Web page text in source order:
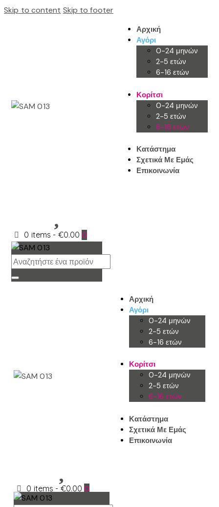
Skip to content Skip to footer
Αρχική
Αγόρι
0-24 μηνών
2-5 ετών
6-16 ετών
Κορίτσι
0-24 μηνών
2-5 ετών
6-16 ετών
Κατάστημα
Σχετικά Με Εμάς
Επικοινωνία
0 items - €0.00 0
Αρχική
Αγόρι
0-24 μηνών
2-5 ετών
6-16 ετών
Κορίτσι
0-24 μηνών
2-5 ετών
6-16 ετών
Κατάστημα
Σχετικά Με Εμάς
Επικοινωνία
0 items - €0.00 0